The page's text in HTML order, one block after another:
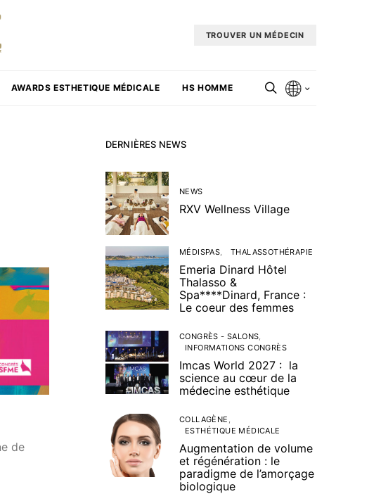
TROUVER UN MÉDECIN
AWARDS ESTHETIQUE MÉDICALE HS HOMME
de
DERNIÈRES NEWS
NEWS
RXV Wellness Village
MÉDISPAS THALASSOTHÉRAPIE
Emeria Dinard Hôtel
Thalasso &
Spa****Dinard, France :
Le coeur des femmes
CONGRÈS - SALONS
INFORMATIONS CONGRÈS
Imcas World 2027 : la
science au cœur de la
médecine esthétique
COLLAGÈNE
ESTHÉTIQUE MÉDICALE
Augmentation de volume
et régénération : le
paradigme de l’amorçage
biologique